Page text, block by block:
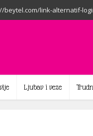
beytel.com/link-alternatif-
Ljubav i veze